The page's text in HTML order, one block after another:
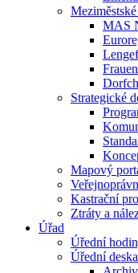
MAS
Strategické
Mapový
Kastrační
Ztráty a
Úřad
Úřední
Úřední deska